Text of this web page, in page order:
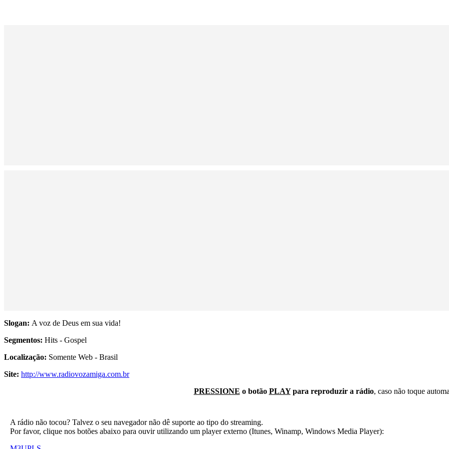
Slogan: A voz de Deus em sua vida!
Segmentos: Hits - Gospel
Localização: Somente Web - Brasil
Site: http://www.radiovozamiga.com.br
PRESSIONE o botão PLAYpara reproduzir a rádio, caso não toque
A rádio não tocou? Talvez o seu navegador não dê suporte ao tipo do streaming.
Por favor, clique nos botões abaixo para ouvir utilizando um player externo (Itunes, Winamp, Windows Media Player):